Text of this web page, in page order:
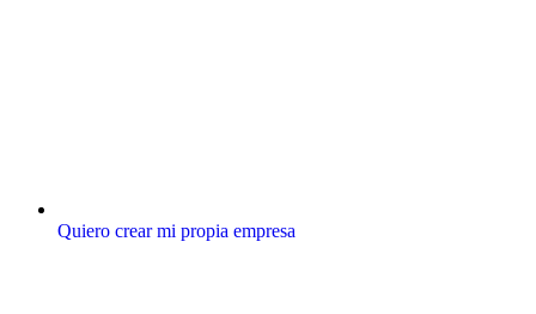
Quiero crear mi propia empresa